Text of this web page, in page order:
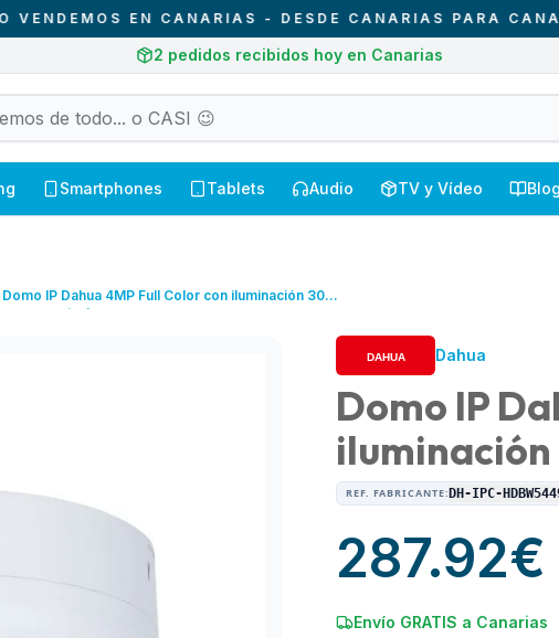
EN CANARIAS - DESDE CANARIAS PARA CANARIAS
2 pedidos recibidos hoy en Canarias
Smartphones Tablets Audio TV y Vídeo Blog
Domo IP Dahua 4MP Full Color con iluminación 30
m para exterior
Dahua
Domo IP
REF. FABRICANTE:DH-IPC-
287.92€
Envío GRATIS a Canarias